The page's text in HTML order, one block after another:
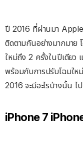
ปี 2016 ที่ผ่านมา
ติดตามกันอย่างมากมาย
ใหม่ถึง 2 ครั้งในปีเดีย
พร้อมกับการปรับโฉมให
2016 จะมีอะไรบ้างนั้น ไ
iPhone 7